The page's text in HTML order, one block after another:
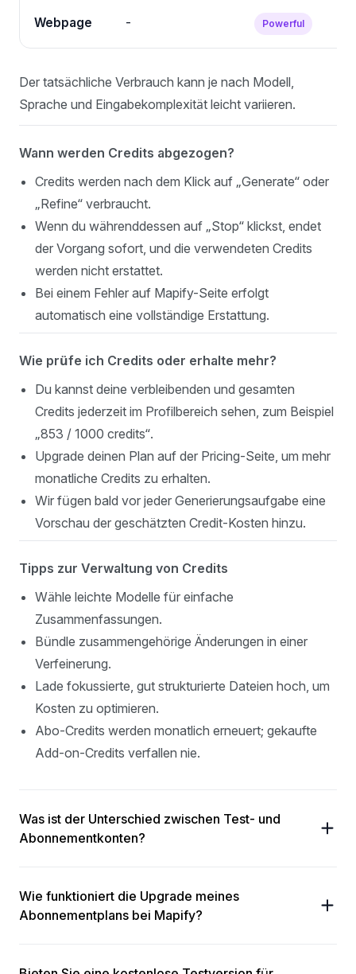
Webpage - Powerful
Der tatsächliche Verbrauch kann je nach Modell,
Sprache und Eingabekomplexität leicht variieren.
Wann werden Credits abgezogen?
Credits werden nach dem Klick auf „Generate“ oder
„Refine“ verbraucht.
Wenn du währenddessen auf „Stop“ klickst, endet
der Vorgang sofort, und die verwendeten Credits
werden nicht erstattet.
Bei einem Fehler auf Mapify-Seite erfolgt
automatisch eine vollständige Erstattung.
Wie prüfe ich Credits oder erhalte mehr?
Du kannst deine verbleibenden und gesamten
Credits jederzeit im Profilbereich sehen, zum Beispiel
„853 / 1000 credits“.
Upgrade deinen Plan auf der Pricing-Seite, um mehr
monatliche Credits zu erhalten.
Wir fügen bald vor jeder Generierungsaufgabe eine
Vorschau der geschätzten Credit-Kosten hinzu.
Tipps zur Verwaltung von Credits
Wähle leichte Modelle für einfache
Zusammenfassungen.
Bündle zusammengehörige Änderungen in einer
Verfeinerung.
Lade fokussierte, gut strukturierte Dateien hoch, um
Kosten zu optimieren.
Abo-Credits werden monatlich erneuert; gekaufte
Add-on-Credits verfallen nie.
Was ist der Unterschied zwischen Test- und
Abonnementkonten?
Wie funktioniert die Upgrade meines
Abonnementplans bei Mapify?